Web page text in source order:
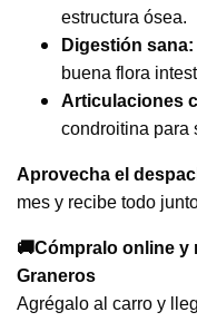
estructura ósea.
Digestión sana:
buena flora
Articulaciones
condroitina para
Aprovecha el
mes y recibe todo
🚚Cómpralo online y
Graneros
Agrégalo al carro y